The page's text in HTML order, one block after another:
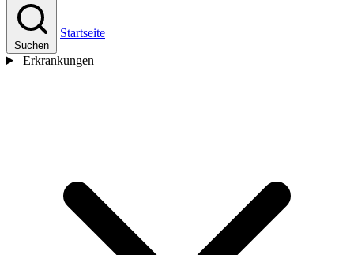
Suchen
Startseite
Erkrankungen